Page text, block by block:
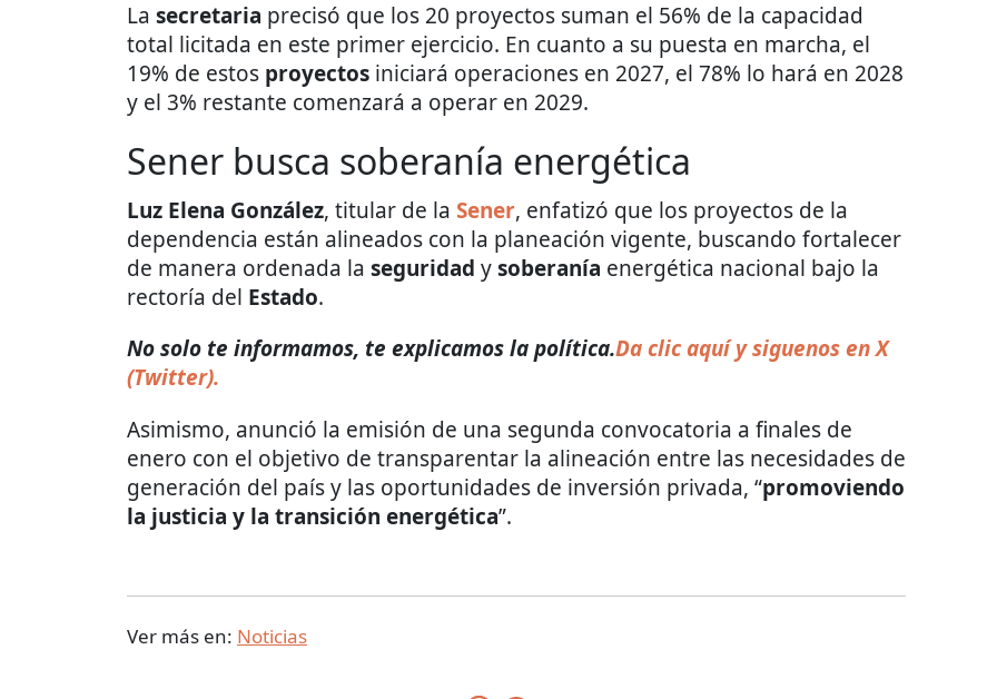
La secretaria precisó que los 20 proyectos suman el 56% de la capacidad
total licitada en este primer ejercicio. En cuanto a su puesta en marcha, el
19% de estos proyectos iniciará operaciones en 2027, el 78% lo hará en 2028
y el 3% restante comenzará a operar en 2029.
Sener busca soberanía energética
Luz Elena González, titular de la Sener, enfatizó que los proyectos de la
dependencia están alineados con la planeación vigente, buscando fortalecer
de manera ordenada la seguridad ysoberanía energética nacional bajo la
rectoría del Estado.
No solo te informamos, te explicamos la política.Da clic aquí y siguenos en X
(Twitter).
Asimismo, anunció la emisión de una segunda convocatoria a finales de
enero con el objetivo de transparentar la alineación entre las necesidades de
generación del país y las oportunidades de inversión privada, “promoviendo
la justicia y la transición energética”.
Ver más en: Noticias